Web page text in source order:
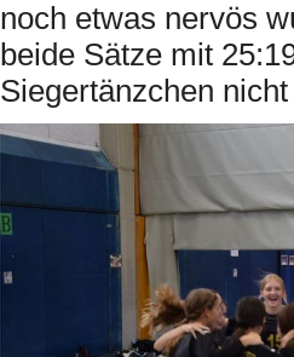
noch etwas nervös
beide Sätze mit
Siegertänzchen